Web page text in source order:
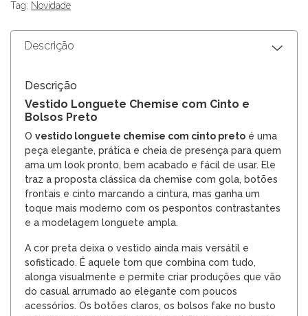
Tag: Novidade
Descrição
Descrição
Vestido Longuete Chemise com Cinto e
Bolsos Preto
O vestido longuete chemise com cinto preto é uma
peça elegante, prática e cheia de presença para quem
ama um look pronto, bem acabado e fácil de usar. Ele
traz a proposta clássica da chemise com gola, botões
frontais e cinto marcando a cintura, mas ganha um
toque mais moderno com os pespontos contrastantes
e a modelagem longuete ampla.
A cor preta deixa o vestido ainda mais versátil e
sofisticado. É aquele tom que combina com tudo,
alonga visualmente e permite criar produções que vão
do casual arrumado ao elegante com poucos
acessórios. Os botões claros, os bolsos fake no busto